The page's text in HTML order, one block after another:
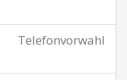
Telefonvorwahl